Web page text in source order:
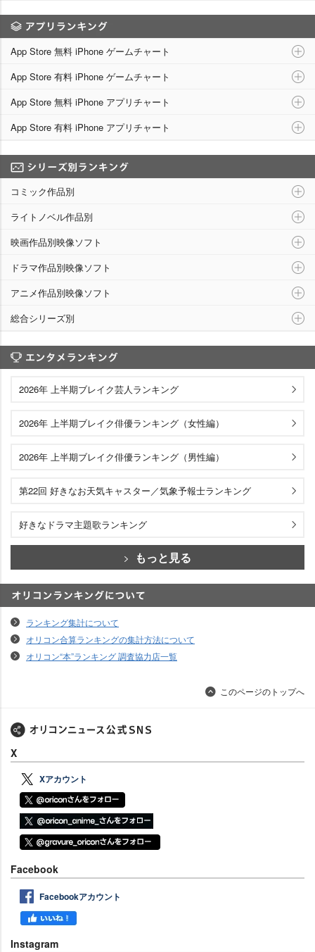
App Store 無料 iPhone ゲームチャート
App Store 有料 iPhone ゲームチャート
App Store 無料 iPhone アプリチャート
App Store 有料 iPhone アプリチャート
コミック作品別
ライトノベル作品別
映画作品別映像ソフト
ドラマ作品別映像ソフト
アニメ作品別映像ソフト
総合シリーズ別
2026年 上半期ブレイク芸人ランキング
2026年 上半期ブレイク俳優ランキング（女性編）
2026年 上半期ブレイク俳優ランキング（男性編）
第22回 好きなお天気キャスター／気象予報士ランキング
好きなドラマ主題歌ランキング
もっと見る
ランキング集計について
オリコン合算ランキングの集計方法について
オリコン“本”ランキング 調査協力店一覧
このページのトップへ
X
Xアカウント
Facebook
Facebookアカウント
Instagram